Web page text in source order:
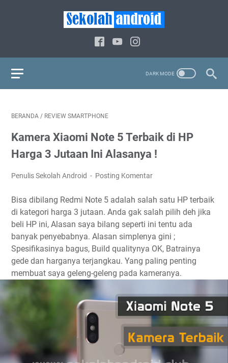
BERANDA / REVIEW SMARTPHONE
Kamera Xiaomi Note 5 Terbaik di HP
Harga 3 Jutaan Ini Alasanya !
Penulis Sekolah Android Posting Komentar
Bisa dibilang Redmi Note 5 adalah salah satu HP terbaik
di kategori harga 3 jutaan. Anda gak salah pilih deh jika
beli HP ini, Alasan saya bilang seperti ini tentu ada
banyak penyebabnya. Alasan simplenya gini ;
Spesifikasinya bagus, Build qualitynya OK, Batrainya
gede dan harganya terjangkau. Yang paling penting
membuat saya geleng-geleng pada kameranya.